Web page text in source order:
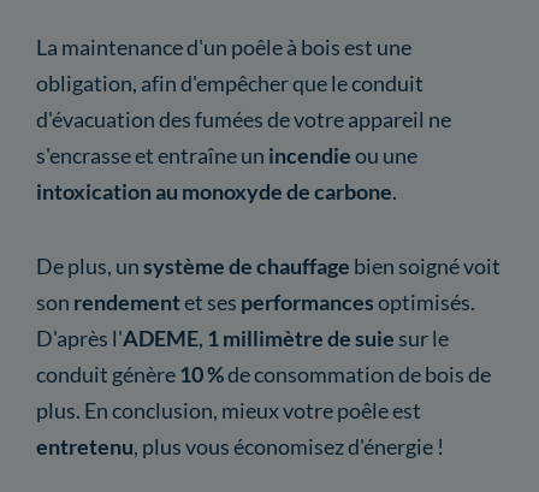
La maintenance d'un poêle à bois est une
obligation, afin d'empêcher que le conduit
d'évacuation des fumées de votre appareil ne
s'encrasse et entraîne un incendieou une
intoxication au monoxyde de carbone.
De plus, unsystème de chauffage bien soigné voit
son rendementet ses performancesoptimisés.
D'après l'ADEME, 1 millimètre de suie sur le
conduit génère10 %de consommation de bois de
plus. En conclusion, mieux votre poêle est
entretenu, plus vous économisez d'énergie !